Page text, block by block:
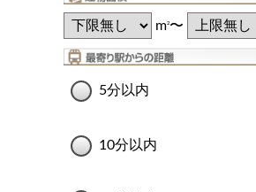
m2〜
5分以内
10分以内